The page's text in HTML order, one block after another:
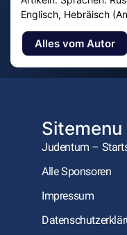
Englisch, Hebräisch
Alles vom Autor
Sitemenu
Judentum –
Alle Sponsoren
Impressum